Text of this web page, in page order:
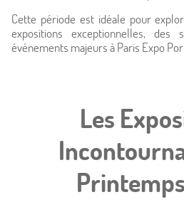
Accueil
Hôtel &
Cette période est idéale pour
expositions exceptionnelles, des
événements majeurs à Paris Expo
Les